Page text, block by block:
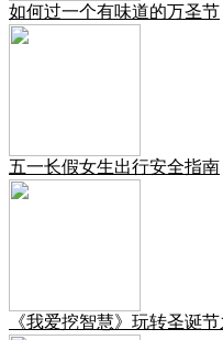
如何过一个有味道的万圣节
五一长假女生出行安全指南
《我爱挖智慧》玩转圣诞